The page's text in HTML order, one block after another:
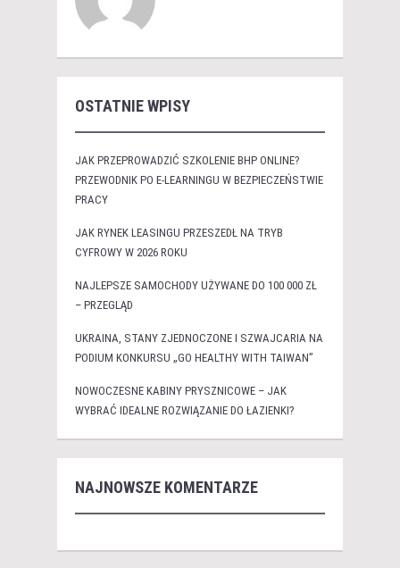
OSTATNIE WPISY
JAK PRZEPROWADZIĆ SZKOLENIE BHP ONLINE?
PRZEWODNIK PO E-LEARNINGU W BEZPIECZEŃSTWIE
PRACY
JAK RYNEK LEASINGU PRZESZEDŁ NA TRYB
CYFROWY W 2026 ROKU
NAJLEPSZE SAMOCHODY UŻYWANE DO 100 000 ZŁ
– PRZEGLĄD
UKRAINA, STANY ZJEDNOCZONE I SZWAJCARIA NA
PODIUM KONKURSU „GO HEALTHY WITH TAIWAN”
NOWOCZESNE KABINY PRYSZNICOWE – JAK
WYBRAĆ IDEALNE ROZWIĄZANIE DO ŁAZIENKI?
NAJNOWSZE KOMENTARZE